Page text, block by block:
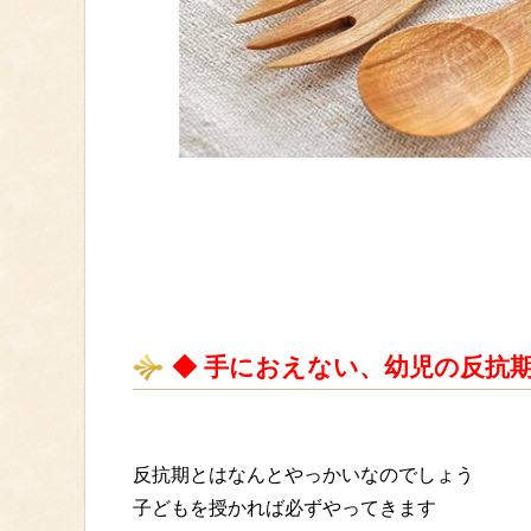
◆ 手におえない、幼児の反抗
反抗期とはなんとやっかいなのでしょう
子どもを授かれば必ずやってきます